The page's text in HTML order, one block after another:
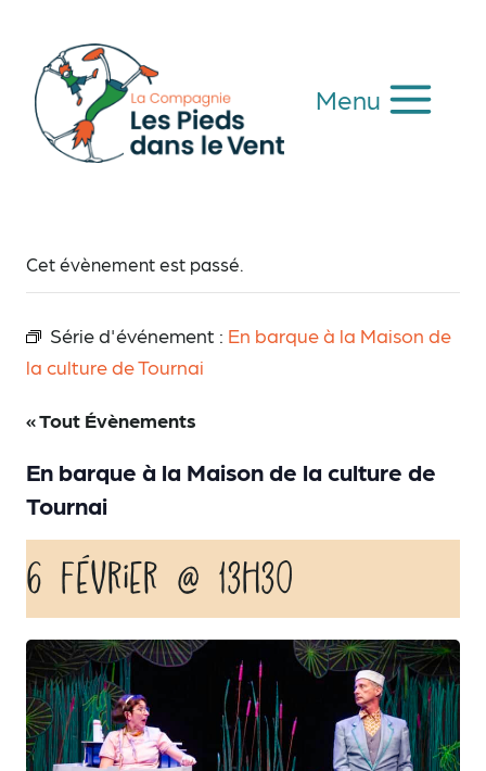
contenu
Menu
Cet évènement est passé.
Série d'événement : En barque à la Maison de
la culture de Tournai
« Tout Évènements
En barque à la Maison de la culture de
Tournai
6 février @ 13h30